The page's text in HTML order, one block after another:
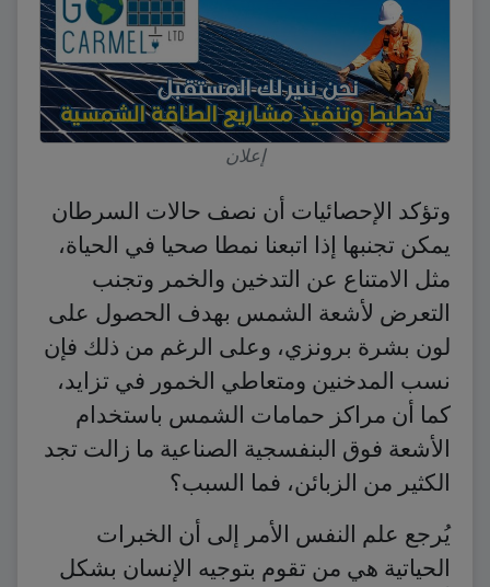
إعلان
وتؤكد الإحصائيات أن نصف حالات السرطان
يمكن تجنبها إذا اتبعنا نمطا صحيا في الحياة،
مثل الامتناع عن التدخين والخمر وتجنب
التعرض لأشعة الشمس بهدف الحصول على
لون بشرة برونزي، وعلى الرغم من ذلك فإن
نسب المدخنين ومتعاطي الخمور في تزايد،
كما أن مراكز حمامات الشمس باستخدام
الأشعة فوق البنفسجية الصناعية ما زالت تجد
الكثير من الزبائن، فما السبب؟
يُرجع علم النفس الأمر إلى أن الخبرات
الحياتية هي من تقوم بتوجيه الإنسان بشكل